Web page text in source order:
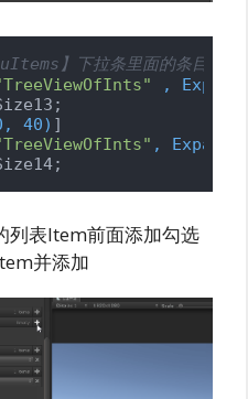
】下拉条里面的条目是
,
40) ]
,
列表Item前面添加勾选
并添加